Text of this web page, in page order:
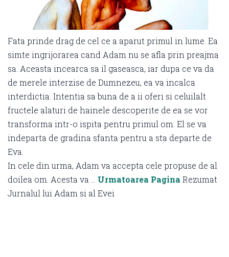
Fata prinde drag de cel ce a aparut primul in lume. Ea
simte ingrijorarea cand Adam nu se afla prin preajma
sa. Aceasta incearca sa il gaseasca, iar dupa ce va da
de merele interzise de Dumnezeu, ea va incalca
interdictia. Intentia sa buna de a ii oferi si celuilalt
fructele alaturi de hainele descoperite de ea se vor
transforma intr-o ispita pentru primul om. El se va
indeparta de gradina sfanta pentru a sta departe de
Eva.
In cele din urma, Adam va accepta cele propuse de al
doilea om. Acesta va … Urmatoarea Pagina Rezumat
Jurnalul lui Adam si al Evei